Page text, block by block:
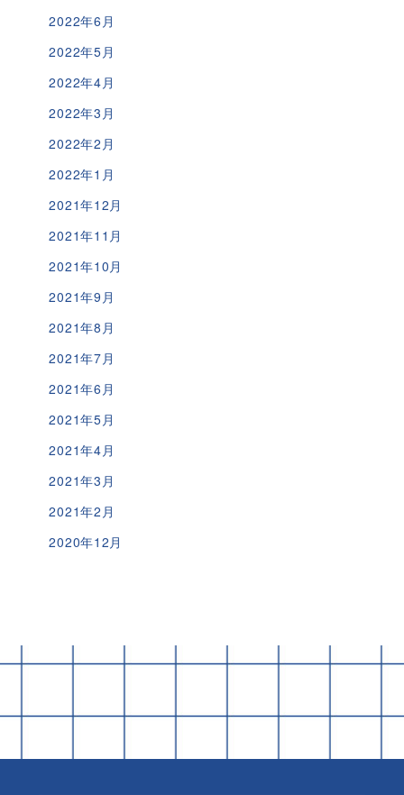
2022年6月
2022年5月
2022年4月
2022年3月
2022年2月
2022年1月
2021年12月
2021年11月
2021年10月
2021年9月
2021年8月
2021年7月
2021年6月
2021年5月
2021年4月
2021年3月
2021年2月
2020年12月